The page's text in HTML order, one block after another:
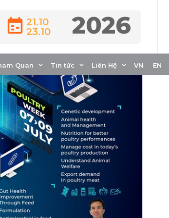
21.10
23.10
2026
Quan Tin tức Liên Hệ VN EN
Webinar